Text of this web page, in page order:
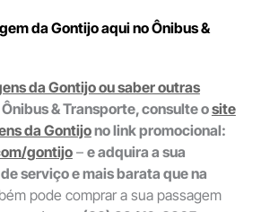
da Gontijo aqui no Ônibus &
da Gontijo ou saber outras
& Transporte, consulte osite
da Gontijono link promocional:
gontijo– e adquira a sua
serviço e mais barata que na
pode comprar a sua passagem